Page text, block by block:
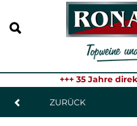
+++ 35 Jahre
ZURÜCK